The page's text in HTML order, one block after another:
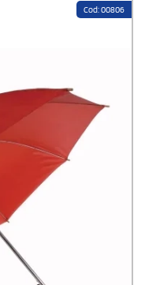
Cod: 00806